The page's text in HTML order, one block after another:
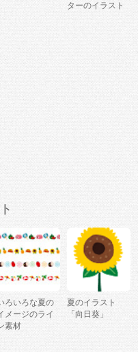
ターのイラスト
ろいろな夏の
メージのライ
素材
夏のイラスト
「向日葵」